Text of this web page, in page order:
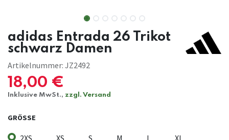
adidas Entrada 26 Trikot
schwarz Damen
Artikelnummer: JZ2492
18,00 €
Inklusive MwSt., zzgl. Versand
GRÖSSE
2XS XS S M L XL